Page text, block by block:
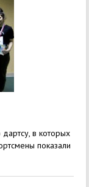
в которых
показали